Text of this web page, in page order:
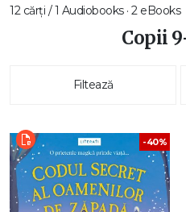
12 cărți / 1 Audiobooks · 2 eBooks
Copii
Filtează
-40%